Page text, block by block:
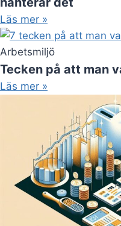
Läs mer »
Arbetsmiljö
Tecken på att man
Läs mer »